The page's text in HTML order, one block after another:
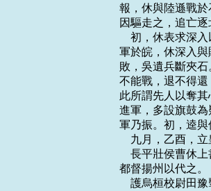
報，休與陸遜戰
因驅走之，追亡
初，休表求深
軍於皖，休深入
敗，吳遺兵斷夾
不能戰，退不得
此所謂先人以奪
進軍，多設旗鼓
軍乃振。初，逵與
九月，乙酉，
長平壯侯曹休
都督揚州以代之。
護烏桓校尉田